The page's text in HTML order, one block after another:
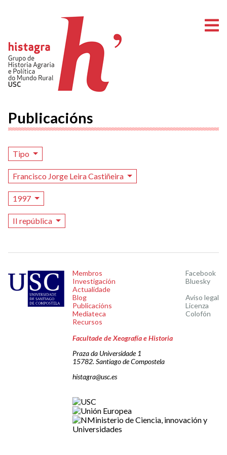
Publicacións
Tipo
Francisco Jorge Leira Castiñeira
1997
II república
Membros
Investigación
Actualidade
Blog
Publicacións
Mediateca
Recursos
Facebook
Bluesky
Aviso legal
Licenza
Colofón
Facultade de Xeografía e Historia
Praza da Universidade 1
15782. Santiago de Compostela
histagra@usc.es